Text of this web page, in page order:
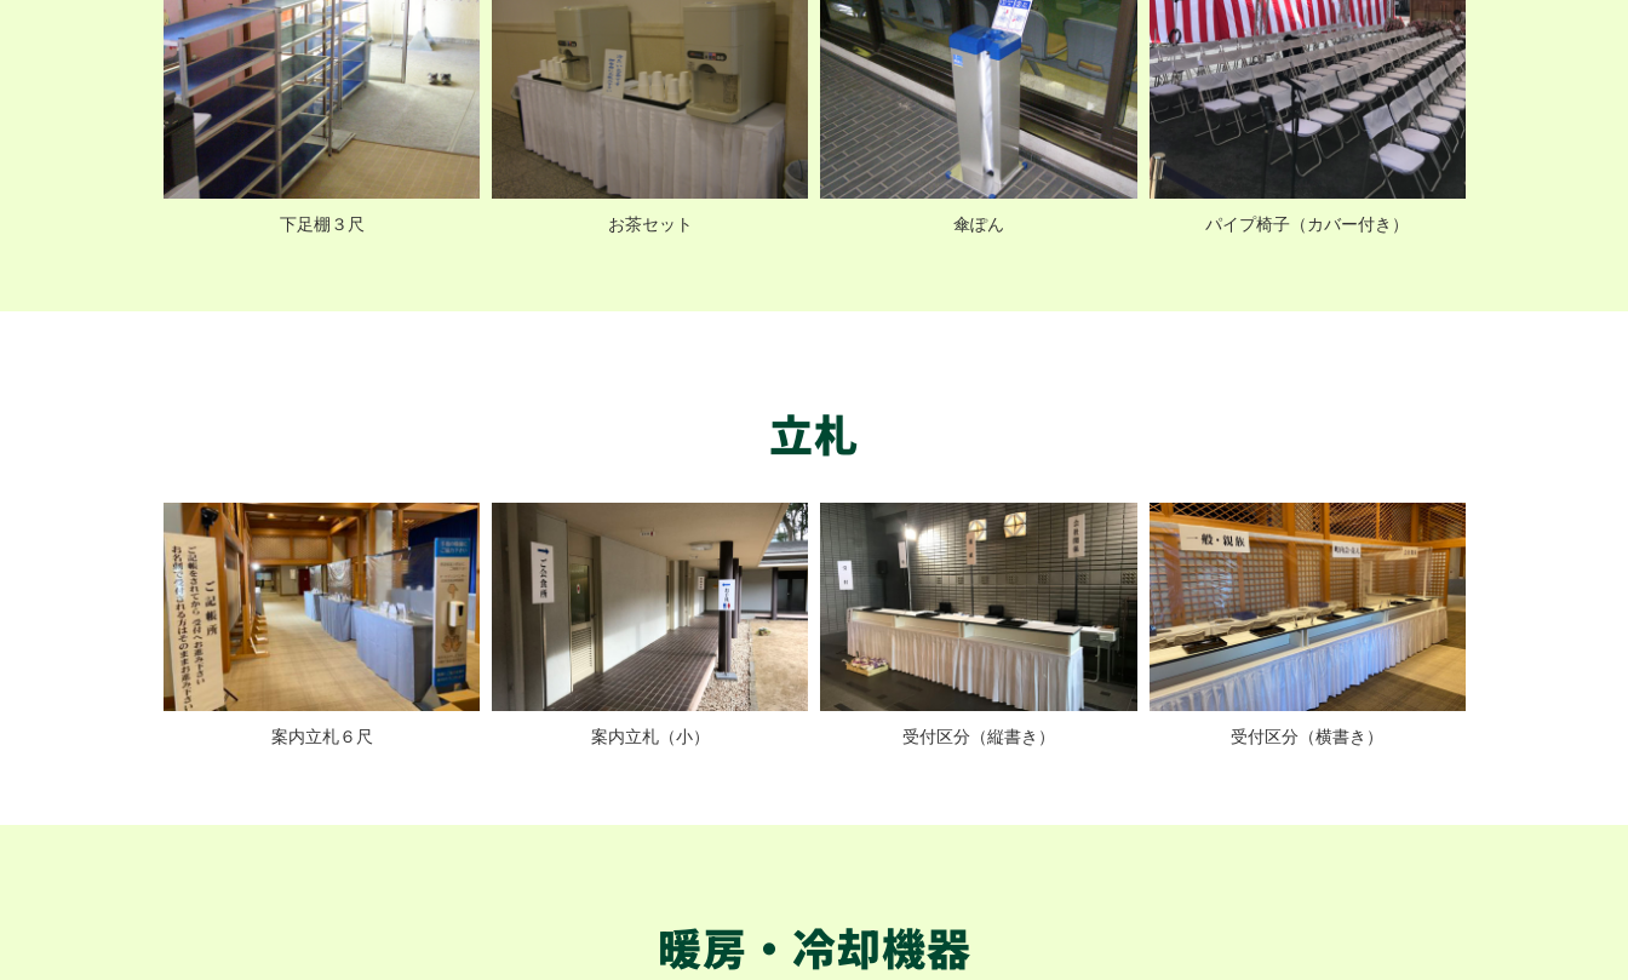
下足棚３尺 お茶セット 傘ぽん パイプ椅子（カバー付き）
立札
案内立札６尺 案内立札（小） 受付区分（縦書き） 受付区分（横書き）
暖房・冷却機器